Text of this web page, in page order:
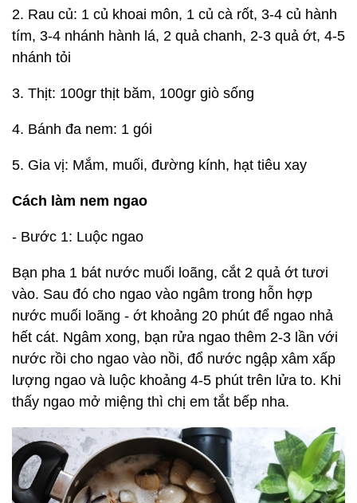
2. Rau củ: 1 củ khoai môn, 1 củ cà rốt, 3-4 củ hành
tím, 3-4 nhánh hành lá, 2 quả chanh, 2-3 quả ớt, 4-5
nhánh tỏi
3. Thịt: 100gr thịt băm, 100gr giò sống
4. Bánh đa nem: 1 gói
5. Gia vị: Mắm, muối, đường kính, hạt tiêu xay
Cách làm nem ngao
- Bước 1: Luộc ngao
Bạn pha 1 bát nước muối loãng, cắt 2 quả ớt tươi
vào. Sau đó cho ngao vào ngâm trong hỗn hợp
nước muối loãng - ớt khoảng 20 phút để ngao nhả
hết cát. Ngâm xong, bạn rửa ngao thêm 2-3 lần với
nước rồi cho ngao vào nồi, đổ nước ngập xâm xấp
lượng ngao và luộc khoảng 4-5 phút trên lửa to. Khi
thấy ngao mở miệng thì chị em tắt bếp nha.